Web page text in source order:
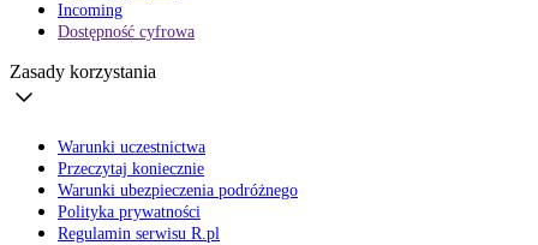
Incoming
Dostępność cyfrowa
Zasady korzystania
Warunki uczestnictwa
Przeczytaj koniecznie
Warunki ubezpieczenia podróżnego
Polityka prywatności
Regulamin serwisu R.pl